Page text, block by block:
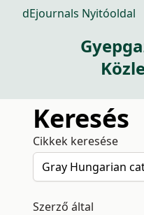
dEjournals Nyitóoldal
Keresés
Cikkek keresése
Szerző által